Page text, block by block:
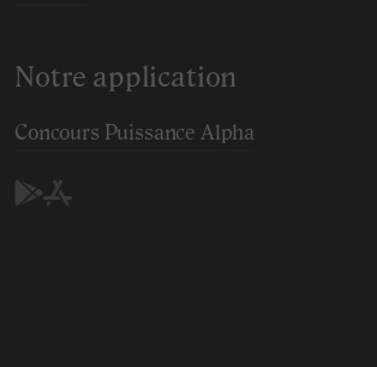
Notre application
Concours Puissance Alpha
Play Store (Android)